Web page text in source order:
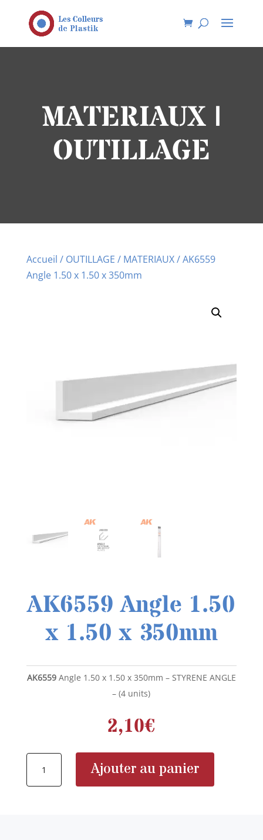
MATERIAUX |
OUTILLAGE
Accueil / OUTILLAGE / MATERIAUX/ AK6559
Angle 1.50 x 1.50 x 350mm
AK6559 Angle 1.50
x 1.50 x 350mm
AK6559 Angle 1.50 x 1.50 x 350mm – STYRENE ANGLE
– (4 units)
2,10€
quantité
Ajouter au panier